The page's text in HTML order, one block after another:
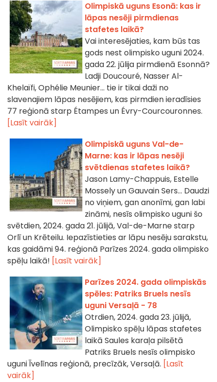
Olimpiskā uguns Esonā: kas ir
lāpas nesēji pirmdienas
stafetes laikā?
Vai interesējaties, kam būs tas
gods nest olimpisko uguni 2024.
gada 22. jūlija pirmdienā Esonnā?
Ladji Doucouré, Nasser Al-
Khelaïfi, Ophélie Meunier... tie ir tikai daži no
slavenajiem lāpas nesējiem, kas pirmdien ieradīsies
77 reģionā starp Étampes un Évry-Courcouronnes.
[Lasīt vairāk]
Olimpiskā uguns Val-de-
Marne: kas ir lāpas nesēji
svētdienas stafetes laikā?
Jason Lamy-Chappuis, Estelle
Mossely un Gauvain Sers... Daudzi
no viņiem, gan anonīmi, gan labi
zināmi, nesīs olimpisko uguni šo
svētdien, 2024. gada 21. jūlijā, Val-de-Marne starp
Orlī un Krēteilu. Iepazīstieties ar lāpu nesēju sarakstu,
kas gaidāmi 94. reģionā Parīzes 2024. gada olimpisko
spēļu laikā! [Lasīt vairāk]
Parīzes 2024. gada olimpiskās
spēles: Patriks Bruels nesīs
uguni Versaļā - 78
Otrdien, 2024. gada 23. jūlijā,
Olimpisko spēļu lāpas stafetes
laikā Saules karaļa pilsētā
Patriks Bruels nesīs olimpisko
uguni Īvelīnas reģionā, precīzāk, Versaļā. [Lasīt
vairāk]